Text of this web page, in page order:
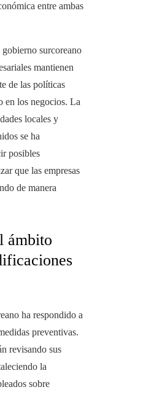
entre ambas
surcoreano
mantienen
de las políticas
en los negocios. La
locales y
se ha
posibles
que las empresas
de manera
ámbito
ha respondido a
preventivas.
revisando sus
la
sobre